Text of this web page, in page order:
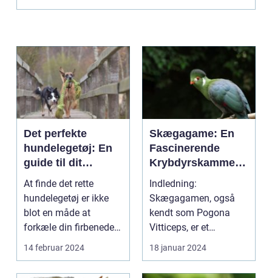
Det perfekte
hundelegetøj: En
guide til dit
kæledyrs glæde
og trivsel
At finde det rette
hundelegetøj er ikke
blot en måde at
forkæle din firbenede
ven; det er en essenti...
14 februar 2024
Skægagame: En
Fascinerende
Krybdyrskammera
t
Indledning:
Skægagamen, også
kendt som Pogona
Vitticeps, er et
fascinerende krybdyr,
18 januar 2024